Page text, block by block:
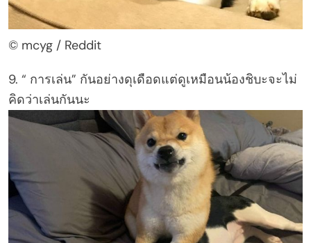
© mcyg / Reddit
9. “ การเล่น” กันอย่างดุเดือดแต่ดูเหมือนน้องชิบะจะไม่
คิดว่าเล่นกันนะ